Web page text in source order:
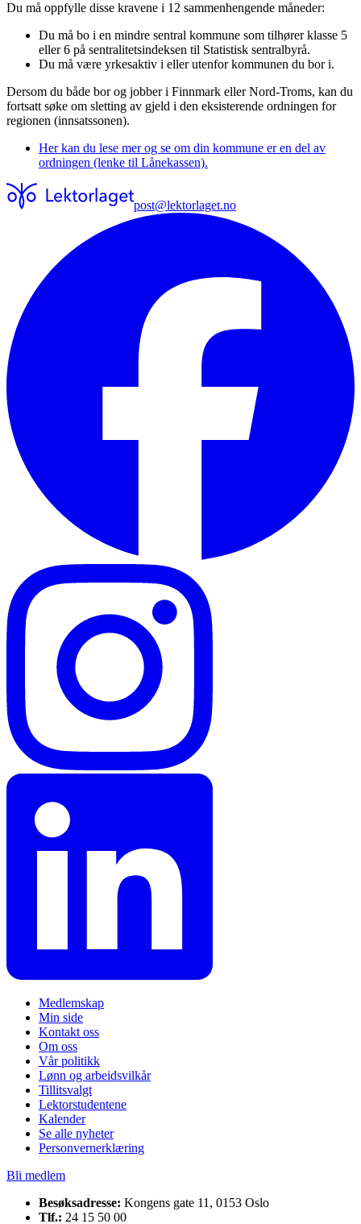
Du må oppfylle disse kravene i 12 sammenhengende måneder:
Du må bo i en mindre sentral kommune som tilhører klasse 5
eller 6 på sentralitetsindeksen til Statistisk sentralbyrå.
Du må være yrkesaktiv i eller utenfor kommunen du bor i.
Dersom du både bor og jobber i Finnmark eller Nord-Troms, kan du
fortsatt søke om sletting av gjeld i den eksisterende ordningen for
regionen (innsatssonen).
Her kan du lese mer og se om din kommune er en del av
ordningen (lenke til Lånekassen).
post@lektorlaget.no
Medlemskap
Min side
Kontakt oss
Om oss
Vår politikk
Lønn og arbeidsvilkår
Tillitsvalgt
Lektorstudentene
Kalender
Se alle nyheter
Personvernerklæring
Bli medlem
Besøksadresse: Kongens gate 11, 0153 Oslo
Tlf.: 24 15 50 00